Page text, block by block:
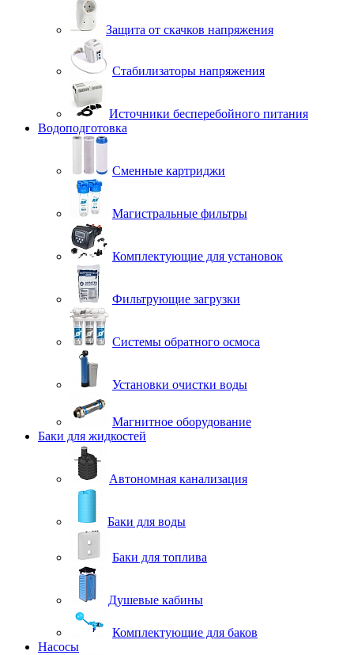
Защита от скачков напряжения
Стабилизаторы напряжения
Источники бесперебойного питания
Водоподготовка
Сменные картриджи
Магистральные фильтры
Комплектующие для установок
Фильтрующие загрузки
Системы обратного осмоса
Установки очистки воды
Магнитное оборудование
Баки для жидкостей
Автономная канализация
Баки для воды
Баки для топлива
Душевые кабины
Комплектующие для баков
Насосы